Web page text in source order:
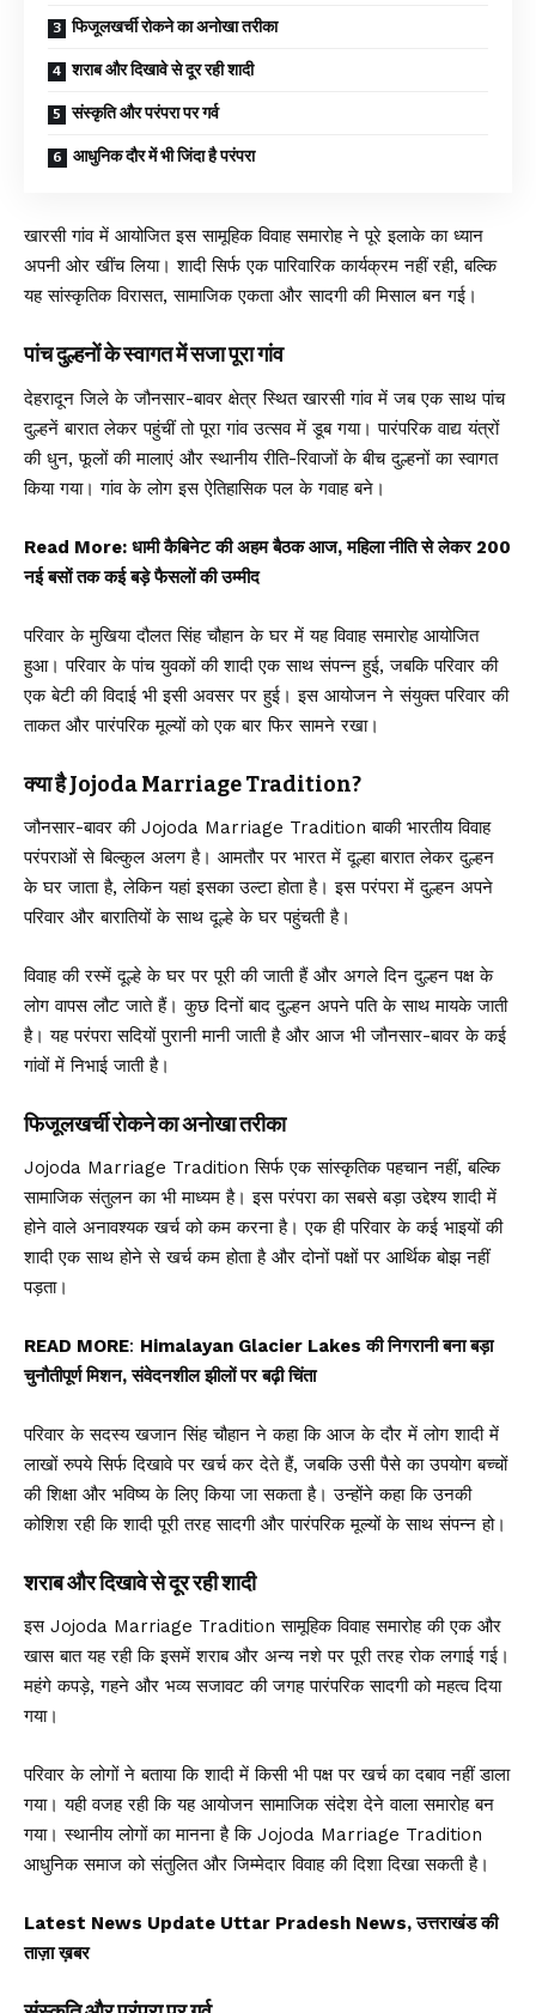
फिजूलखर्ची रोकने का अनोखा तरीका
शराब और दिखावे से दूर रही शादी
संस्कृति और परंपरा पर गर्व
आधुनिक दौर में भी जिंदा है परंपरा
खारसी गांव में आयोजित इस सामूहिक विवाह समारोह ने पूरे इलाके का ध्यान
अपनी ओर खींच लिया। शादी सिर्फ एक पारिवारिक कार्यक्रम नहीं रही, बल्कि
यह सांस्कृतिक विरासत, सामाजिक एकता और सादगी की मिसाल बन गई।
पांच दुल्हनों के स्वागत में सजा पूरा गांव
देहरादून जिले के जौनसार-बावर क्षेत्र स्थित खारसी गांव में जब एक साथ पांच
दुल्हनें बारात लेकर पहुंचीं तो पूरा गांव उत्सव में डूब गया। पारंपरिक वाद्य यंत्रों
की धुन, फूलों की मालाएं और स्थानीय रीति-रिवाजों के बीच दुल्हनों का स्वागत
किया गया। गांव के लोग इस ऐतिहासिक पल के गवाह बने।
Read More: धामी कैबिनेट की अहम बैठक आज, महिला नीति से लेकर 200
नई बसों तक कई बड़े फैसलों की उम्मीद
परिवार के मुखिया दौलत सिंह चौहान के घर में यह विवाह समारोह आयोजित
हुआ। परिवार के पांच युवकों की शादी एक साथ संपन्न हुई, जबकि परिवार की
एक बेटी की विदाई भी इसी अवसर पर हुई। इस आयोजन ने संयुक्त परिवार की
ताकत और पारंपरिक मूल्यों को एक बार फिर सामने रखा।
क्या है Jojoda Marriage Tradition?
जौनसार-बावर की Jojoda Marriage Tradition बाकी भारतीय विवाह
परंपराओं से बिल्कुल अलग है। आमतौर पर भारत में दूल्हा बारात लेकर दुल्हन
के घर जाता है, लेकिन यहां इसका उल्टा होता है। इस परंपरा में दुल्हन अपने
परिवार और बारातियों के साथ दूल्हे के घर पहुंचती है।
विवाह की रस्में दूल्हे के घर पर पूरी की जाती हैं और अगले दिन दुल्हन पक्ष के
लोग वापस लौट जाते हैं। कुछ दिनों बाद दुल्हन अपने पति के साथ मायके जाती
है। यह परंपरा सदियों पुरानी मानी जाती है और आज भी जौनसार-बावर के कई
गांवों में निभाई जाती है।
फिजूलखर्ची रोकने का अनोखा तरीका
Jojoda Marriage Tradition सिर्फ एक सांस्कृतिक पहचान नहीं, बल्कि
सामाजिक संतुलन का भी माध्यम है। इस परंपरा का सबसे बड़ा उद्देश्य शादी में
होने वाले अनावश्यक खर्च को कम करना है। एक ही परिवार के कई भाइयों की
शादी एक साथ होने से खर्च कम होता है और दोनों पक्षों पर आर्थिक बोझ नहीं
पड़ता।
READ MORE: Himalayan Glacier Lakes की निगरानी बना बड़ा
चुनौतीपूर्ण मिशन, संवेदनशील झीलों पर बढ़ी चिंता
परिवार के सदस्य खजान सिंह चौहान ने कहा कि आज के दौर में लोग शादी में
लाखों रुपये सिर्फ दिखावे पर खर्च कर देते हैं, जबकि उसी पैसे का उपयोग बच्चों
की शिक्षा और भविष्य के लिए किया जा सकता है। उन्होंने कहा कि उनकी
कोशिश रही कि शादी पूरी तरह सादगी और पारंपरिक मूल्यों के साथ संपन्न हो।
शराब और दिखावे से दूर रही शादी
इस Jojoda Marriage Tradition सामूहिक विवाह समारोह की एक और
खास बात यह रही कि इसमें शराब और अन्य नशे पर पूरी तरह रोक लगाई गई।
महंगे कपड़े, गहने और भव्य सजावट की जगह पारंपरिक सादगी को महत्व दिया
गया।
परिवार के लोगों ने बताया कि शादी में किसी भी पक्ष पर खर्च का दबाव नहीं डाला
गया। यही वजह रही कि यह आयोजन सामाजिक संदेश देने वाला समारोह बन
गया। स्थानीय लोगों का मानना है कि Jojoda Marriage Tradition
आधुनिक समाज को संतुलित और जिम्मेदार विवाह की दिशा दिखा सकती है।
Latest News Update Uttar Pradesh News, उत्तराखंड की
ताज़ा ख़बर